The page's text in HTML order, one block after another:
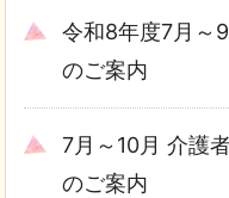
令和8年度7月
のご案内
7月～10月 介護
のご案内